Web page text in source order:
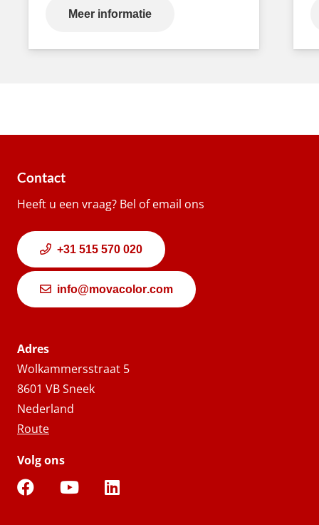
Meer informatie
Contact
Heeft u een vraag? Bel of email ons
+31 515 570 020
info@movacolor.com
Adres
Wolkammersstraat 5
8601 VB Sneek
Nederland
Route
Volg ons